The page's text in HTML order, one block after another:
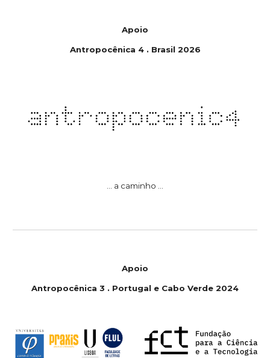
Apoio
Antropocênica 4. Brasil 2026
... a caminho ...
Apoio
Antropocênica 3 . Portugal e Cabo Verde 2024